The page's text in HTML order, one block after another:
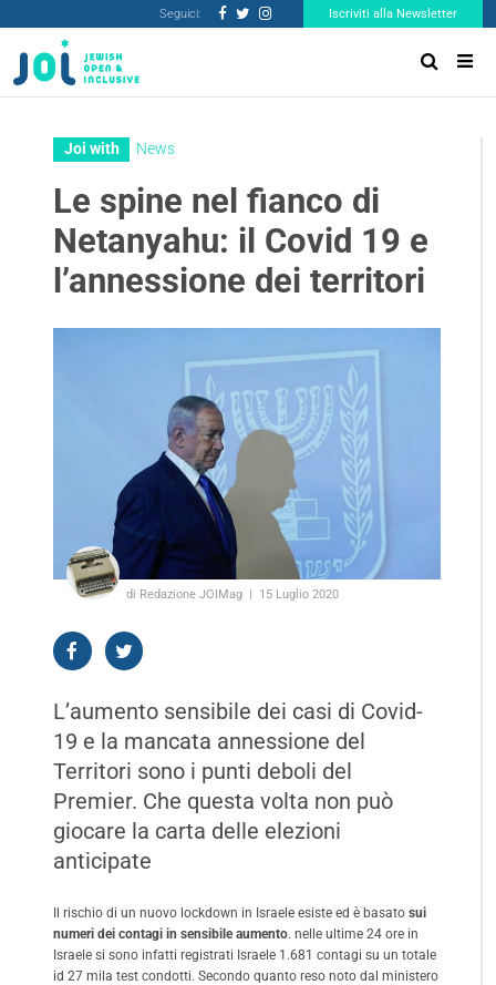
Seguici: Iscriviti alla Newsletter
Joi with News
Le spine nel fianco di
Netanyahu: il Covid 19 e
l’annessione dei territori
di Redazione JOIMag 15 Luglio 2020
L’aumento sensibile dei casi di Covid-
19 e la mancata annessione del
Territori sono i punti deboli del
Premier. Che questa volta non può
giocare la carta delle elezioni
anticipate
Il rischio di un nuovo lockdown in Israele esiste ed è basato sui
numeri dei contagi in sensibile aumento. nelle ultime 24 ore in
Israele si sono infatti registrati Israele 1.681 contagi su un totale
id 27 mila test condotti. Secondo quanto reso noto dal ministero